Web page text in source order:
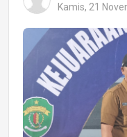
Kamis, 21